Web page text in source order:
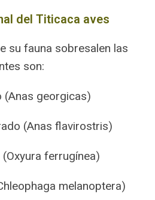
del Titicaca aves
su fauna sobresalen las
son:
(Anas georgicas)
(Anas flavirostris)
(Oxyura ferrugínea)
melanoptera)